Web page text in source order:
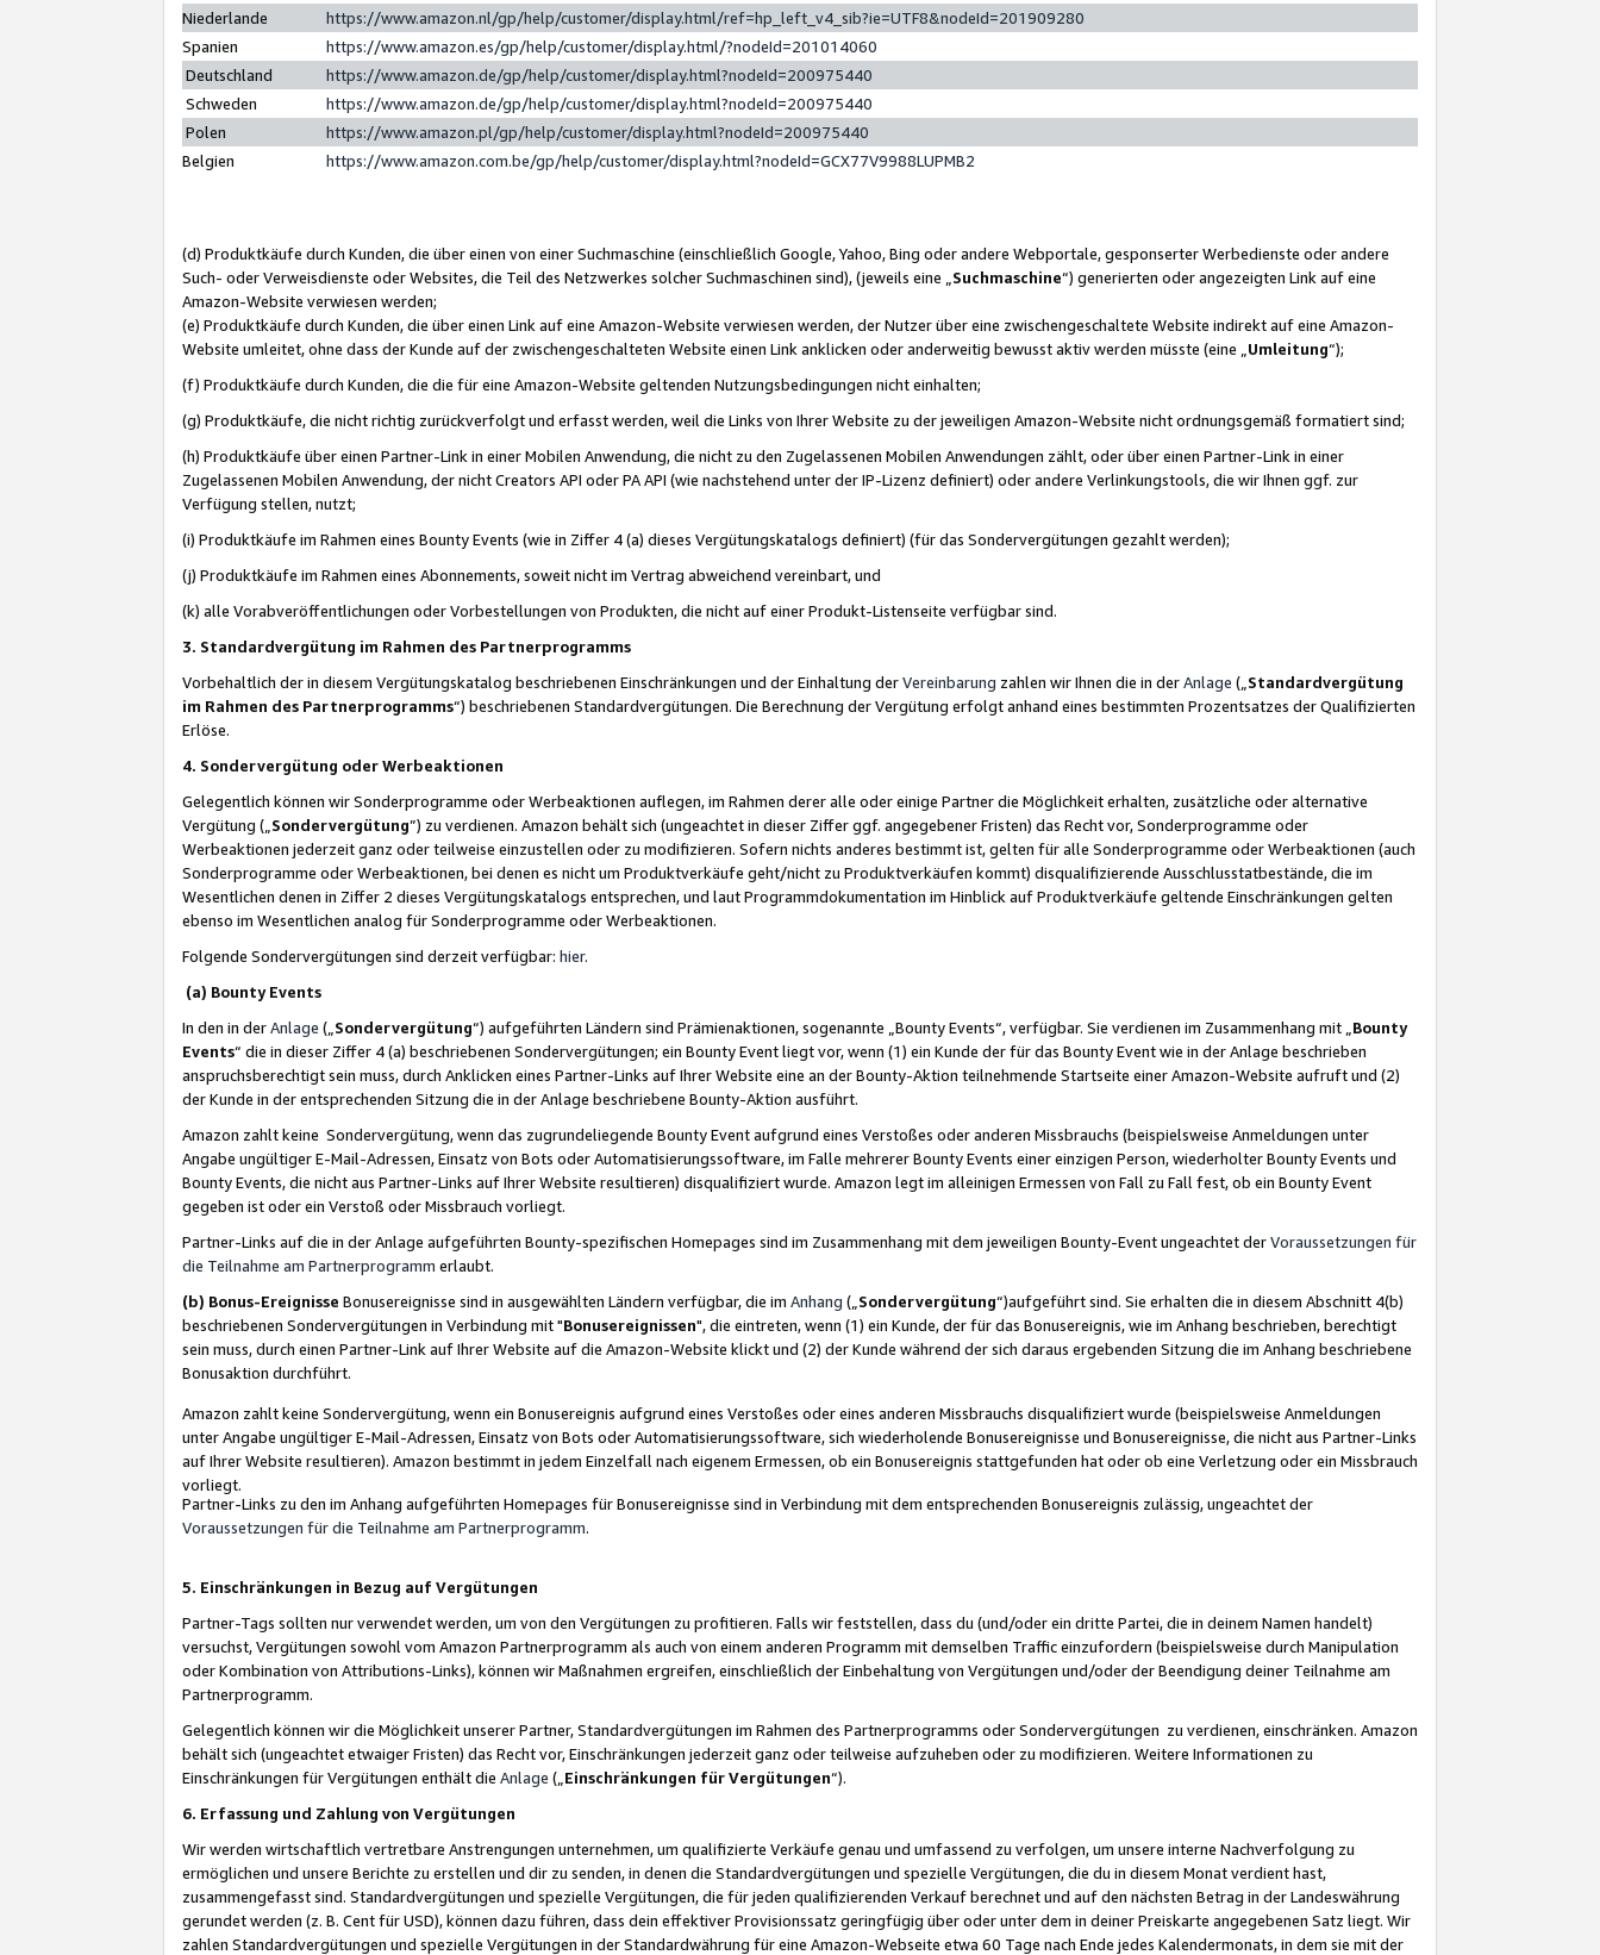
Niederlande
https://www.amazon.nl/gp/help/customer/display.html/ref=hp_left_v4_sib?ie=UTF8&nodeId=201909280
Spanien
https://www.amazon.es/gp/help/customer/display.html/?nodeId=201014060
Deutschland
https://www.amazon.de/gp/help/customer/display.html?nodeId=200975440
Schweden
https://www.amazon.de/gp/help/customer/display.html?nodeId=200975440
Polen
https://www.amazon.pl/gp/help/customer/display.html?nodeId=200975440
Belgien
https://www.amazon.com.be/gp/help/customer/display.html?nodeId=GCX77V9988LUPMB2
(d) Produktkäufe durch Kunden, die über einen von einer Suchmaschine (einschließlich Google, Yahoo, Bing oder andere Webportale, gesponserter Werbedienste oder andere
Such- oder Verweisdienste oder Websites, die Teil des Netzwerkes solcher Suchmaschinen sind), (jeweils eine „ Suchmaschine“) generierten oder angezeigten Link auf eine
Amazon-Website verwiesen werden;
(e) Produktkäufe durch Kunden, die über einen Link auf eine Amazon-Website verwiesen werden, der Nutzer über eine zwischengeschaltete Website indirekt auf eine Amazon-
Website umleitet, ohne dass der Kunde auf der zwischengeschalteten Website einen Link anklicken oder anderweitig bewusst aktiv werden müsste (eine „ Umleitung“);
(f) Produktkäufe durch Kunden, die die für eine Amazon-Website geltenden Nutzungsbedingungen nicht einhalten;
(g) Produktkäufe, die nicht richtig zurückverfolgt und erfasst werden, weil die Links von Ihrer Website zu der jeweiligen Amazon-Website nicht ordnungsgemäß formatiert sind;
(h) Produktkäufe über einen Partner-Link in einer Mobilen Anwendung, die nicht zu den Zugelassenen Mobilen Anwendungen zählt, oder über einen Partner-Link in einer
Zugelassenen Mobilen Anwendung, der nicht Creators API oder PA API (wie nachstehend unter der IP-Lizenz definiert) oder andere Verlinkungstools, die wir Ihnen ggf. zur
Verfügung stellen, nutzt;
(i) Produktkäufe im Rahmen eines Bounty Events (wie in Ziffer 4 (a) dieses Vergütungskatalogs definiert) (für das Sondervergütungen gezahlt werden);
(j) Produktkäufe im Rahmen eines Abonnements, soweit nicht im Vertrag abweichend vereinbart, und
(k) alle Vorabveröffentlichungen oder Vorbestellungen von Produkten, die nicht auf einer Produkt-Listenseite verfügbar sind.
3. Standardvergütung im Rahmen des Partnerprogramms
Vorbehaltlich der in diesem Vergütungskatalog beschriebenen Einschränkungen und der Einhaltung derVereinbarung zahlen wir Ihnen die in derAnlage („ Standardvergütung
im Rahmen des Partnerprogramms“) beschriebenen Standardvergütungen. Die Berechnung der Vergütung erfolgt anhand eines bestimmten Prozentsatzes der Qualifizierten
Erlöse.
4. Sondervergütung oder Werbeaktionen
Gelegentlich können wir Sonderprogramme oder Werbeaktionen auflegen, im Rahmen derer alle oder einige Partner die Möglichkeit erhalten, zusätzliche oder alternative
Vergütung („ Sondervergütung”) zu verdienen. Amazon behält sich (ungeachtet in dieser Ziffer ggf. angegebener Fristen) das Recht vor, Sonderprogramme oder
Werbeaktionen jederzeit ganz oder teilweise einzustellen oder zu modifizieren. Sofern nichts anderes bestimmt ist, gelten für alle Sonderprogramme oder Werbeaktionen (auch
Sonderprogramme oder Werbeaktionen, bei denen es nicht um Produktverkäufe geht/nicht zu Produktverkäufen kommt) disqualifizierende Ausschlusstatbestände, die im
Wesentlichen denen in Ziffer 2 dieses Vergütungskatalogs entsprechen, und laut Programmdokumentation im Hinblick auf Produktverkäufe geltende Einschränkungen gelten
ebenso im Wesentlichen analog für Sonderprogramme oder Werbeaktionen.
Folgende Sondervergütungen sind derzeit verfügbar: hier.
(a) Bounty Events
In den in derAnlage („ Sondervergütung“) aufgeführten Ländern sind Prämienaktionen, sogenannte „Bounty Events“, verfügbar. Sie verdienen im Zusammenhang mit „ Bounty
Events“ die in dieser Ziffer 4 (a) beschriebenen Sondervergütungen; ein Bounty Event liegt vor, wenn (1) ein Kunde der für das Bounty Event wie in der Anlage beschrieben
anspruchsberechtigt sein muss, durch Anklicken eines Partner-Links auf Ihrer Website eine an der Bounty-Aktion teilnehmende Startseite einer Amazon-Website aufruft und (2)
der Kunde in der entsprechenden Sitzung die in der Anlage beschriebene Bounty-Aktion ausführt.
Amazon zahlt keine Sondervergütung, wenn das zugrundeliegende Bounty Event aufgrund eines Verstoßes oder anderen Missbrauchs (beispielsweise Anmeldungen unter
Angabe ungültiger E-Mail-Adressen, Einsatz von Bots oder Automatisierungssoftware, im Falle mehrerer Bounty Events einer einzigen Person, wiederholter Bounty Events und
Bounty Events, die nicht aus Partner-Links auf Ihrer Website resultieren) disqualifiziert wurde. Amazon legt im alleinigen Ermessen von Fall zu Fall fest, ob ein Bounty Event
gegeben ist oder ein Verstoß oder Missbrauch vorliegt.
Partner-Links auf die in der Anlage aufgeführten Bounty-spezifischen Homepages sind im Zusammenhang mit dem jeweiligen Bounty-Event ungeachtet derVoraussetzungen für
die Teilnahme am Partnerprogramm erlaubt.
(b) Bonus-Ereignisse Bonusereignisse sind in ausgewählten Ländern verfügbar, die im Anhang („ Sondervergütung“)aufgeführt sind. Sie erhalten die in diesem Abschnitt 4(b)
beschriebenen Sondervergütungen in Verbindung mit "Bonusereignissen", die eintreten, wenn (1) ein Kunde, der für das Bonusereignis, wie im Anhang beschrieben, berechtigt
sein muss, durch einen Partner-Link auf Ihrer Website auf die Amazon-Website klickt und (2) der Kunde während der sich daraus ergebenden Sitzung die im Anhang beschriebene
Bonusaktion durchführt.
Amazon zahlt keine Sondervergütung, wenn ein Bonusereignis aufgrund eines Verstoßes oder eines anderen Missbrauchs disqualifiziert wurde (beispielsweise Anmeldungen
unter Angabe ungültiger E-Mail-Adressen, Einsatz von Bots oder Automatisierungssoftware, sich wiederholende Bonusereignisse und Bonusereignisse, die nicht aus Partner-Links
auf Ihrer Website resultieren). Amazon bestimmt in jedem Einzelfall nach eigenem Ermessen, ob ein Bonusereignis stattgefunden hat oder ob eine Verletzung oder ein Missbrauch
vorliegt.
Partner-Links zu den im Anhang aufgeführten Homepages für Bonusereignisse sind in Verbindung mit dem entsprechenden Bonusereignis zulässig, ungeachtet der
Voraussetzungen für die Teilnahme am Partnerprogramm.
5. Einschränkungen in Bezug auf Vergütungen
Partner-Tags sollten nur verwendet werden, um von den Vergütungen zu profitieren. Falls wir feststellen, dass du (und/oder ein dritte Partei, die in deinem Namen handelt)
versuchst, Vergütungen sowohl vom Amazon Partnerprogramm als auch von einem anderen Programm mit demselben Traffic einzufordern (beispielsweise durch Manipulation
oder Kombination von Attributions-Links), können wir Maßnahmen ergreifen, einschließlich der Einbehaltung von Vergütungen und/oder der Beendigung deiner Teilnahme am
Partnerprogramm.
Gelegentlich können wir die Möglichkeit unserer Partner, Standardvergütungen im Rahmen des Partnerprogramms oder Sondervergütungen zu verdienen, einschränken. Amazon
behält sich (ungeachtet etwaiger Fristen) das Recht vor, Einschränkungen jederzeit ganz oder teilweise aufzuheben oder zu modifizieren. Weitere Informationen zu
Einschränkungen für Vergütungen enthält die Anlage („ Einschränkungen für Vergütungen“).
6. Erfassung und Zahlung von Vergütungen
Wir werden wirtschaftlich vertretbare Anstrengungen unternehmen, um qualifizierte Verkäufe genau und umfassend zu verfolgen, um unsere interne Nachverfolgung zu
ermöglichen und unsere Berichte zu erstellen und dir zu senden, in denen die Standardvergütungen und spezielle Vergütungen, die du in diesem Monat verdient hast,
zusammengefasst sind. Standardvergütungen und spezielle Vergütungen, die für jeden qualifizierenden Verkauf berechnet und auf den nächsten Betrag in der Landeswährung
gerundet werden (z. B. Cent für USD), können dazu führen, dass dein effektiver Provisionssatz geringfügig über oder unter dem in deiner Preiskarte angegebenen Satz liegt. Wir
zahlen Standardvergütungen und spezielle Vergütungen in der Standardwährung für eine Amazon-Webseite etwa 60 Tage nach Ende jedes Kalendermonats, in dem sie mit der